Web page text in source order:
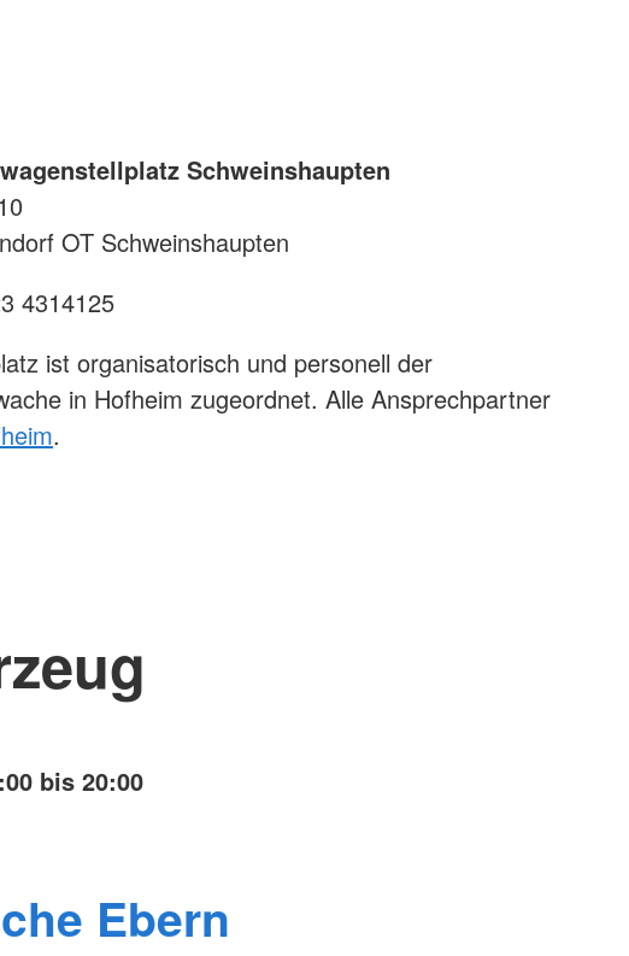
Schweinshaupten
OT Schweinshaupten
4314125
ist organisatorisch und personell der
in Hofheim zugeordnet. Alle Ansprechpartner
.
bis 20:00
Ebern